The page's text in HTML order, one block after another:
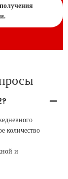
количество
и